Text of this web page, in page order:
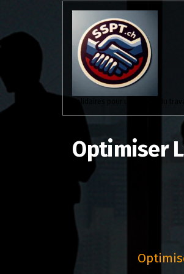
contenu
Optimiser